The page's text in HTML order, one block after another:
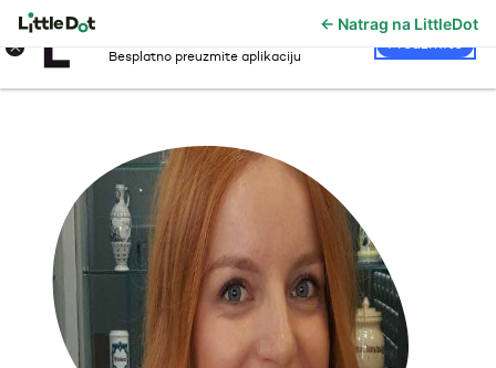
← Natrag na LittleDot
× Besplatno preuzmite aplikaciju
Preuzmite